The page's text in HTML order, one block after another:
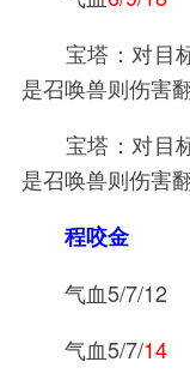
宝塔：对目标
是召唤兽则伤害翻
宝塔：对目
是召唤兽则伤害翻
程咬金
气血5/7/12
气血5/7/14